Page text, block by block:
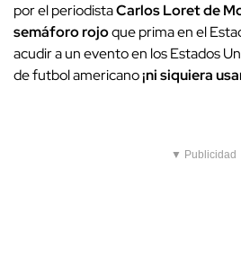
por el periodistaCarlos Loret de
semáforo rojoque prima en el
acudir a un evento en los Estados
de futbol americano¡ni siquiera
▼ Publicidad